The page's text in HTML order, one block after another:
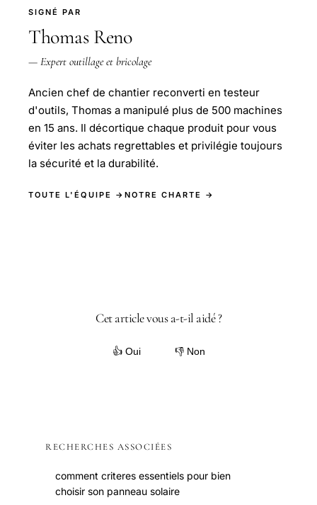
SIGNÉ PAR
Thomas Reno
— Expert outillage et bricolage
Ancien chef de chantier reconverti en testeur
d'outils, Thomas a manipulé plus de 500 machines
en 15 ans. Il décortique chaque produit pour vous
éviter les achats regrettables et privilégie toujours
la sécurité et la durabilité.
TOUTE L'ÉQUIPE → NOTRE CHARTE →
Cet article vous a-t-il aidé ?
👍 Oui 👎 Non
RECHERCHES ASSOCIÉES
comment criteres essentiels pour bien
choisir son panneau solaire